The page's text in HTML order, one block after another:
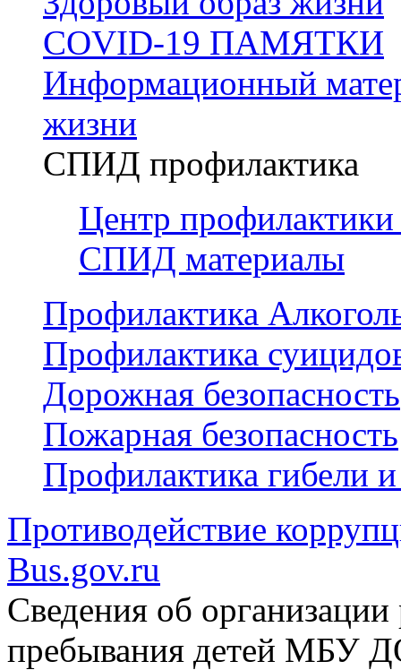
COVID-19 ПАМЯТКИ
Информационный
жизни
СПИД профилактика
Центр
СПИД материалы
Профилактика
Профилактика
Дорожная безопасность
Пожарная безопасность
Профилактика гибели
Противодействие
Bus.gov.ru
Сведения об
пребывания детей